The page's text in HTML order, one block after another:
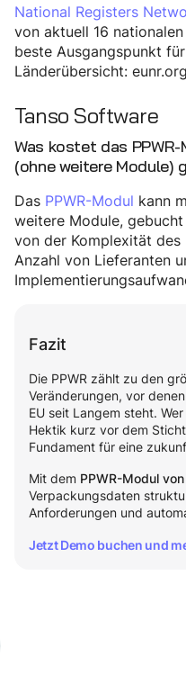
National Registers
von aktuell 16
beste Ausgangspunkt
Länderübersicht: eunr.org
Tanso Software
Was kostet das
(ohne weitere Module)
Das PPWR-Modul kann
weitere Module,
von der Komplexität des
Anzahl von Lieferanten
Fazit
Die PPWR zählt zu den
Veränderungen, vor
EU seit Langem steht.
Hektik kurz vor dem
Fundament für eine
Mit dem PPWR-Modul
Verpackungsdaten
Anforderungen und
Jetzt Demo buchen und